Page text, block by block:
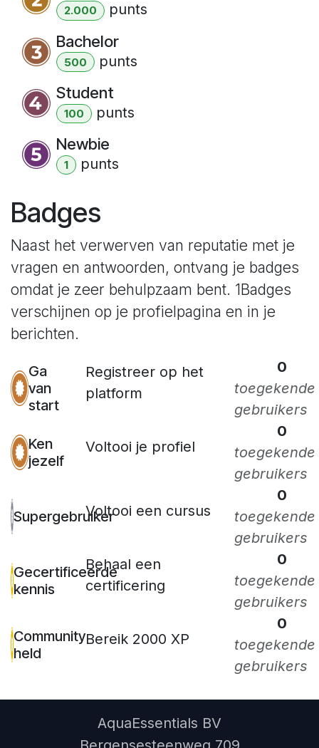
2.000 punts
Bachelor
500 punts
Student
100 punts
Newbie
1 punts
Badges
Naast het verwerven van reputatie met je
vragen en antwoorden, ontvang je badges
omdat je zeer behulpzaam bent. 1Badges
verschijnen op je profielpagina en in je
berichten.
Ga
van
start
Registreer op het
platform
0
toegekende
gebruikers
Ken
jezelf
Voltooi je profiel
0
toegekende
gebruikers
SupergebruikerVoltooi een cursus
0
toegekende
gebruikers
Gecertificeerde
kennis
Behaal een
certificering
0
toegekende
gebruikers
Community
held
Bereik 2000 XP
0
toegekende
gebruikers
AquaEssentials BV